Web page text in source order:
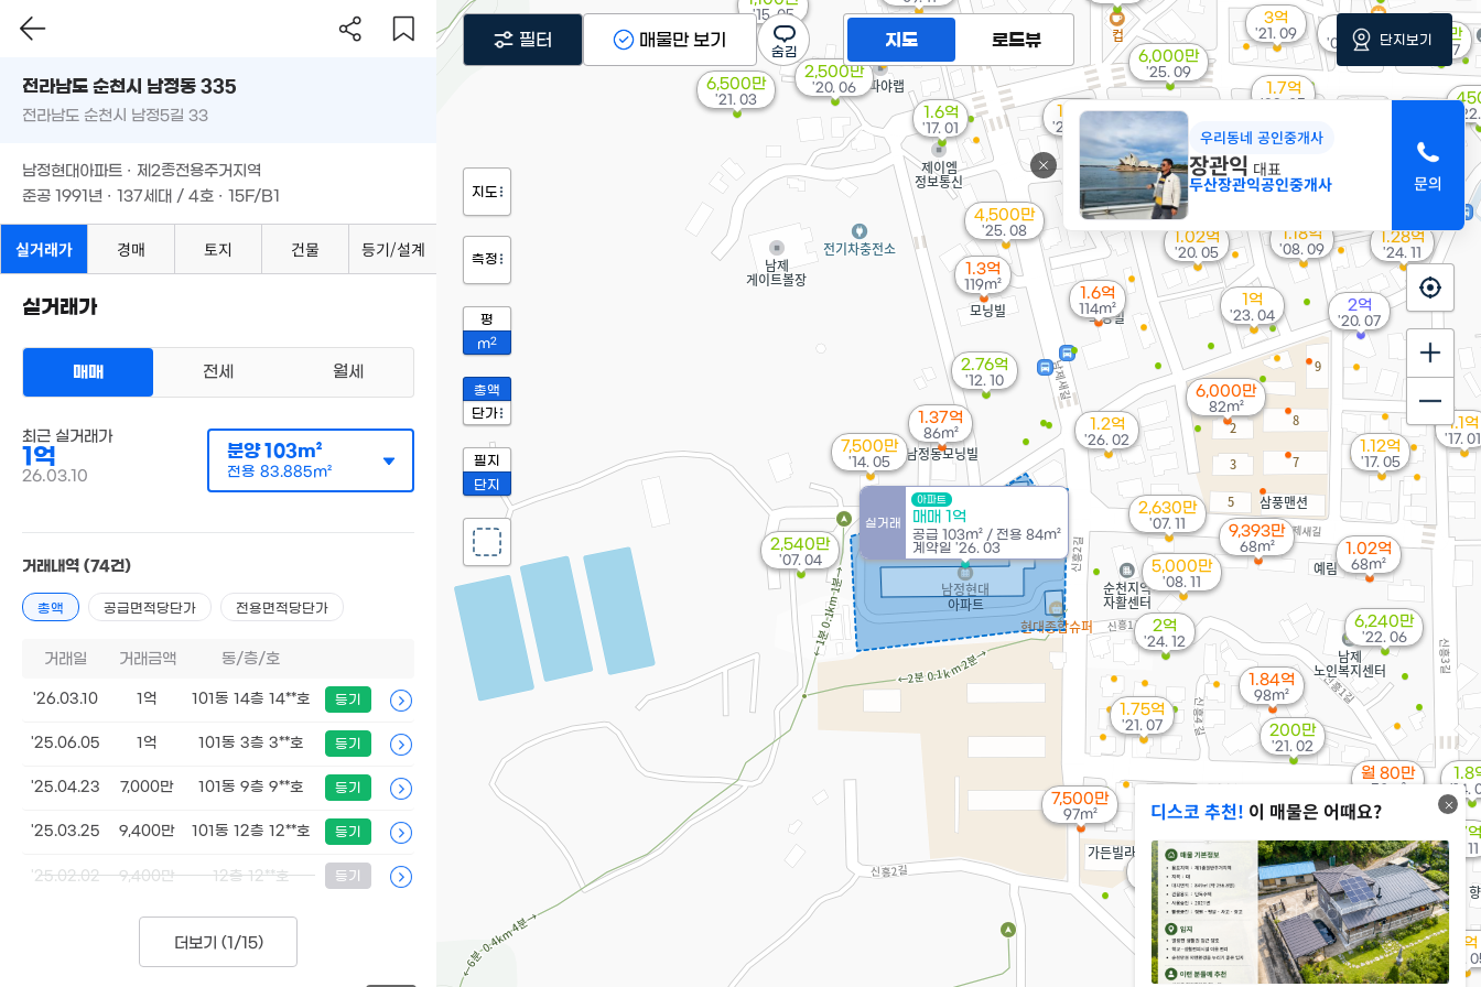
월 80만
50m²
실거래
아파트
매매 1억
공급 103m² / 전용 84m²
계약일 '26. 03
1.2억
'26. 02
'26. 02
8,700만
'25. 10
6,000만
'25. 09
4,500만
'25. 08
1.6억
114m²
1.3억
119m²
3억
'25.
2억
'24. 12
1.28억
'24. 11
7,500만
97m²
1.5억
'23. 07
1.7억
'23. 05
1억
'23. 04
6,240만
'22. 06
4,200만
'22. 01
6,000만
82m²
3억
'21. 09
1.75억
'21. 07
1.32억
'21. 06
1.84억
98m²
6,500만
'21. 03
200만
'21. 02
1.87억
'20. 11
2억
'20. 07
2,500만
'20. 06
1.02억
'20. 05
1.37억
86m²
942만
'18. 07
1.12억
'17. 05
1.1억
'17. 01
1.6억
'17. 01
'15. 05
1.8
'14.
7,500만
'14. 05
1.2억
'13. 06
1.02억
68m²
9,393만
68m²
2.76억
'12. 10
5,000만
'08. 11
1.18억
'08. 09
2,630만
'07. 11
2,540만
'07. 04
3만
'06. 08
디스코 추천! 이 매물은 어때요?
우리동네 공인중개사
장관익 대표
두산장관익공인중개사
지도 로드뷰
지도
측정
평
m2
총액
단가
필지
단지
필터 매물만 보기 단지보기
전라남도 순천시 남정동 335
전라남도 순천시 남정5길 33
남정현대아파트 · 제2종전용주거지역
준공 1991년 · 137세대 / 4호 · 15F/B1
실거래가 경매 토지 건물 등기/설계
실거래가
매매 전세 월세
최근 실거래가
1억
26.03.10
분양103m²
전용 83.885m²
거래내역 (74건)
총액 공급면적당단가 전용면적당단가
거래일 거래금액 동/층/호
'26.03.10 1억 101동 14층 14**호 등기
'25.06.05 1억 101동 3층 3**호 등기
'25.04.23 7,000만 101동 9층 9**호 등기
'25.03.25 9,400만 101동 12층 12**호 등기
'25.02.02 9,400만 12층 12**호 등기
더보기 (1/15)